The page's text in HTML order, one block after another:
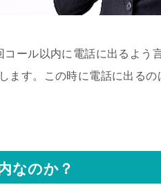
コール以内に電話に出るよう
ます。この時に電話に出る
なのか？